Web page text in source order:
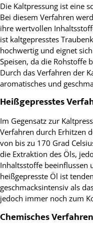
Die Kaltpressung ist eine
Bei diesem Verfahren
ihre wertvollen
ist kaltgepresstes
hochwertig und eignet
Speisen, da die Rohstoffe
Durch das Verfahren der
aromatisches und
Heißgepresstes
Im Gegensatz zur
Verfahren durch Erhitzen
von bis zu 170 Grad
die Extraktion des Öls,
Inhaltsstoffe beeinflussen
heißgepresste Öl ist
geschmacksintensiv als
jedoch immer noch zum
Chemisches Verfahren